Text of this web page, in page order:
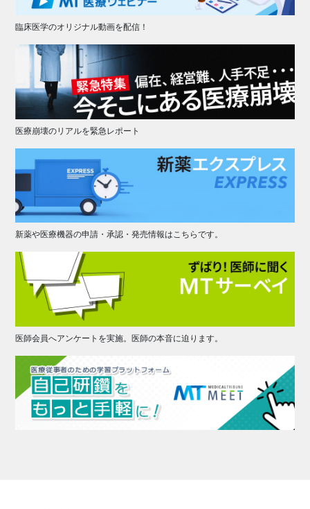
臨床医学のオリジナル動画を配信！
医療崩壊のリアルを緊急レポート
新薬や医療機器の申請・承認・発売情報はこちらです。
医師会員へアンケートを実施。医師の本音に迫ります。